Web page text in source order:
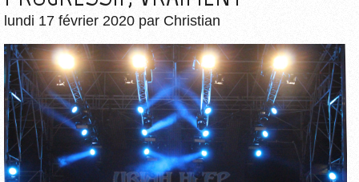
lundi 17 février 2020 par Christian